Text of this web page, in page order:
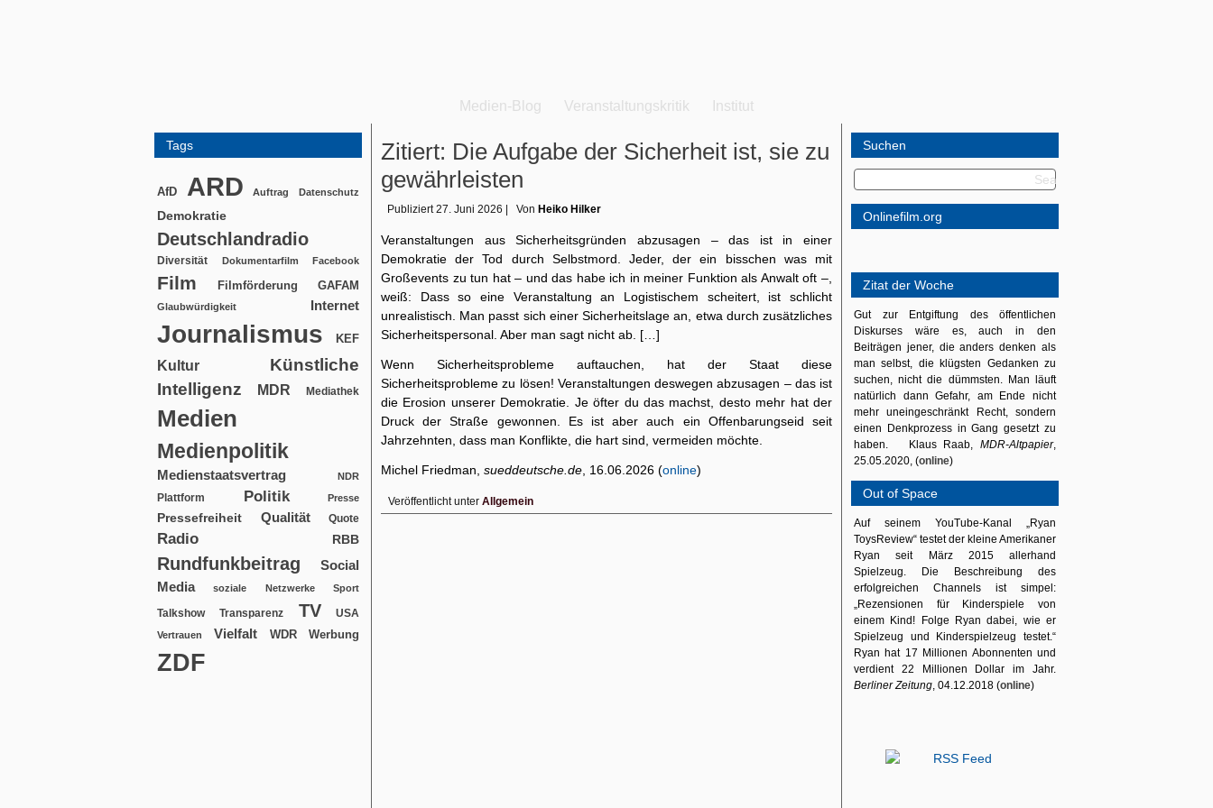
Medien-Blog Veranstaltungskritik Institut
Tags
AfD ARD Auftrag Datenschutz
Demokratie
Deutschlandradio
Diversität Dokumentarfilm Facebook
Film Filmförderung GAFAM
Glaubwürdigkeit Internet
Journalismus KEF
Kultur
Künstliche
Intelligenz
MDR Mediathek
Medien
Medienpolitik
Medienstaatsvertrag NDR
Plattform Politik Presse
Pressefreiheit Qualität Quote
Radio RBB
Rundfunkbeitrag
Social
Media
soziale Netzwerke Sport
Talkshow Transparenz TV USA
Vertrauen Vielfalt WDR Werbung
ZDF
Zitiert: Die Aufgabe der Sicherheit ist, sie zu
gewährleisten
Publiziert 27. Juni 2026 Von Heiko Hilker
Veranstaltungen aus Sicherheitsgründen abzusagen – das ist in einer
Demokratie der Tod durch Selbstmord. Jeder, der ein bisschen was mit
Großevents zu tun hat – und das habe ich in meiner Funktion als Anwalt oft –,
weiß: Dass so eine Veranstaltung an Logistischem scheitert, ist schlicht
unrealistisch. Man passt sich einer Sicherheitslage an, etwa durch zusätzliches
Sicherheitspersonal. Aber man sagt nicht ab. […]
Wenn Sicherheitsprobleme auftauchen, hat der Staat diese
Sicherheitsprobleme zu lösen! Veranstaltungen deswegen abzusagen – das ist
die Erosion unserer Demokratie. Je öfter du das machst, desto mehr hat der
Druck der Straße gewonnen. Es ist aber auch ein Offenbarungseid seit
Jahrzehnten, dass man Konflikte, die hart sind, vermeiden möchte.
Michel Friedman, sueddeutsche.de , 16.06.2026 (online)
Veröffentlicht unter Allgemein
Suchen
Onlinefilm.org
Zitat der Woche
Gut zur Entgiftung des öffentlichen
Diskurses wäre es, auch in den
Beiträgen jener, die anders denken als
man selbst, die klügsten Gedanken zu
suchen, nicht die dümmsten. Man läuft
natürlich dann Gefahr, am Ende nicht
mehr uneingeschränkt Recht, sondern
einen Denkprozess in Gang gesetzt zu
haben. Klaus Raab, MDR-Altpapier,
25.05.2020, (online)
Out of Space
Auf seinem YouTube-Kanal „Ryan
ToysReview“ testet der kleine Amerikaner
Ryan seit März 2015 allerhand
Spielzeug. Die Beschreibung des
erfolgreichen Channels ist simpel:
„Rezensionen für Kinderspiele von
einem Kind! Folge Ryan dabei, wie er
Spielzeug und Kinderspielzeug testet.“
Ryan hat 17 Millionen Abonnenten und
verdient 22 Millionen Dollar im Jahr.
Berliner Zeitung, 04.12.2018 (online)